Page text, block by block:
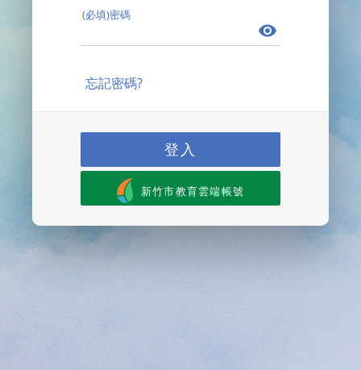
(必填)密碼
忘記密碼?
登入
新竹市教育雲端帳號